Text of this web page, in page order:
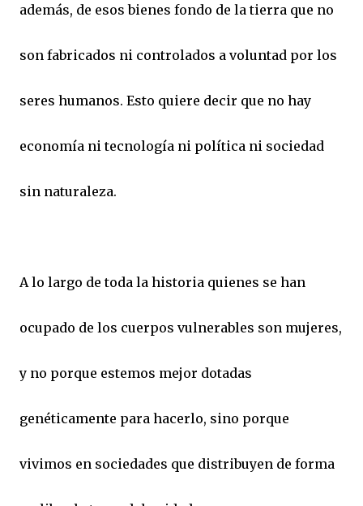
además, de esos bienes fondo de la tierra que no
son fabricados ni controlados a voluntad por los
seres humanos. Esto quiere decir que no hay
economía ni tecnología ni política ni sociedad
sin naturaleza.
A lo largo de toda la historia quienes se han
ocupado de los cuerpos vulnerables son mujeres,
y no porque estemos mejor dotadas
genéticamente para hacerlo, sino porque
vivimos en sociedades que distribuyen de forma